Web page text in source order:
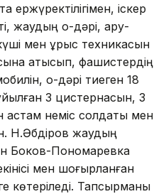
ержүректілігімен, іскер
жаудың оқ-дәрі, қару-
мен ұрыс техникасын
қатысып, фашистердің
оқ-дәрі тиеген 18
3 цистернасын, 3
астам неміс солдаты мен
Н.Әбдіров жаудың
Боков-Пономаревка
мен шоғырланған
көтеріледі. Тапсырманы